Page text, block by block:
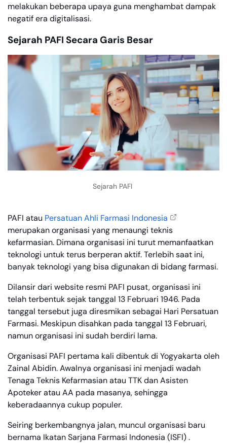
melakukan beberapa upaya guna menghambat dampak
negatif era digitalisasi.
Sejarah PAFI Secara Garis Besar
Sejarah PAFI
PAFI atau Persatuan Ahli Farmasi Indonesia
merupakan organisasi yang menaungi teknis
kefarmasian. Dimana organisasi ini turut memanfaatkan
teknologi untuk terus berperan aktif. Terlebih saat ini,
banyak teknologi yang bisa digunakan di bidang farmasi.
Dilansir dari website resmi PAFI pusat, organisasi ini
telah terbentuk sejak tanggal 13 Februari 1946. Pada
tanggal tersebut juga diresmikan sebagai Hari Persatuan
Farmasi. Meskipun disahkan pada tanggal 13 Februari,
namun organisasi ini sudah berdiri lama.
Organisasi PAFI pertama kali dibentuk di Yogyakarta oleh
Zainal Abidin. Awalnya organisasi ini menjadi wadah
Tenaga Teknis Kefarmasian atau TTK dan Asisten
Apoteker atau AA pada masanya, sehingga
keberadaannya cukup populer.
Seiring berkembangnya jalan, muncul organisasi baru
bernama Ikatan Sarjana Farmasi Indonesia (ISFI) .